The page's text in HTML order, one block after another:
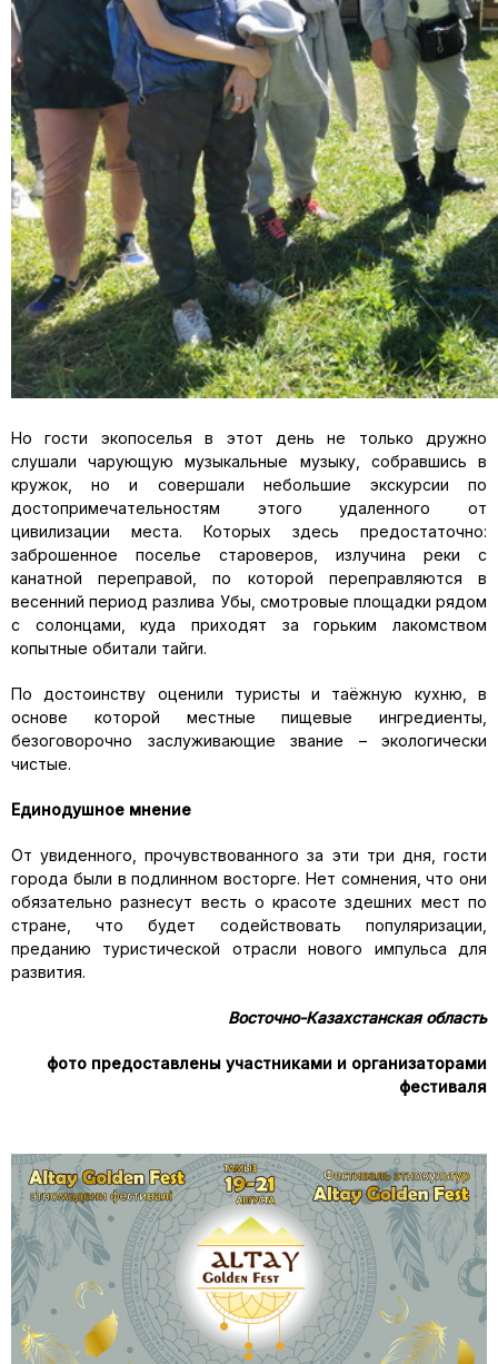
Но гости экопоселья в этот день не только дружно
слушали чарующую музыкальные музыку, собравшись в
кружок, но и совершали небольшие экскурсии по
достопримечательностям этого удаленного от
цивилизации места. Которых здесь предостаточно:
заброшенное поселье староверов, излучина реки с
канатной переправой, по которой переправляются в
весенний период разлива Убы, смотровые площадки рядом
с солонцами, куда приходят за горьким лакомством
копытные обитали тайги.
По достоинству оценили туристы и таёжную кухню, в
основе которой местные пищевые ингредиенты,
безоговорочно заслуживающие звание – экологически
чистые.
Единодушное мнение
От увиденного, прочувствованного за эти три дня, гости
города были в подлинном восторге. Нет сомнения, что они
обязательно разнесут весть о красоте здешних мест по
стране, что будет содействовать популяризации,
преданию туристической отрасли нового импульса для
развития.
Восточно-Казахстанская область
фото предоставлены участниками и организаторами
фестиваля